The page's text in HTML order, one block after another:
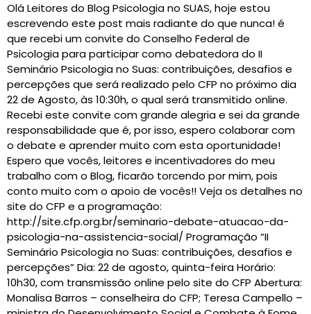
Olá Leitores do Blog Psicologia no SUAS, hoje estou
escrevendo este post mais radiante do que nunca! é
que recebi um convite do Conselho Federal de
Psicologia para participar como debatedora do II
Seminário Psicologia no Suas: contribuições, desafios e
percepções que será realizado pelo CFP no próximo dia
22 de Agosto, às 10:30h, o qual será transmitido online.
Recebi este convite com grande alegria e sei da grande
responsabilidade que é, por isso, espero colaborar com
o debate e aprender muito com esta oportunidade!
Espero que vocês, leitores e incentivadores do meu
trabalho com o Blog, ficarão torcendo por mim, pois
conto muito com o apoio de vocês!! Veja os detalhes no
site do CFP e a programação:
http://site.cfp.org.br/seminario-debate-atuacao-da-
psicologia-na-assistencia-social/ Programação “II
Seminário Psicologia no Suas: contribuições, desafios e
percepções” Dia: 22 de agosto, quinta-feira Horário:
10h30, com transmissão online pelo site do CFP Abertura:
Monalisa Barros – conselheira do CFP; Teresa Campello –